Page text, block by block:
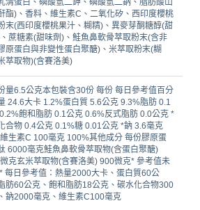
酯)、香料、維生素C、二氧化矽、西印度櫻桃
末(西印度櫻桃果汁、糊精)、異麥芽酮糖醇(甜
蔗糖素(甜味劑)、鮭魚鼻軟骨萃取粉末(含非
原蛋白與非變性蛋白聚醣)、米萃取粉末(糊
萃取物)(含賽洛美)
量6.5公克本包裝含30份 每份 每日參考值百分
24.6大卡 1.2%蛋白質 5.6公克 9.3%脂肪 0.1
飽和脂肪 0.1公克 0.6%反式脂肪 0.0公克 *
合物 0.4公克 0.1%糖 0.01公克 *鈉 3.6毫克
生素C 100毫克 100%其他成分 每份膠原蛋
6000毫克鮭魚鼻軟骨萃取物(含蛋白聚醣)
克玄米萃取物(含賽洛美) 900微克* 參考值未
每日參考值：熱量2000大卡、蛋白質60公
肪60公克、飽和脂肪18公克、碳水化合物300
鈉2000毫克、維生素C100毫克